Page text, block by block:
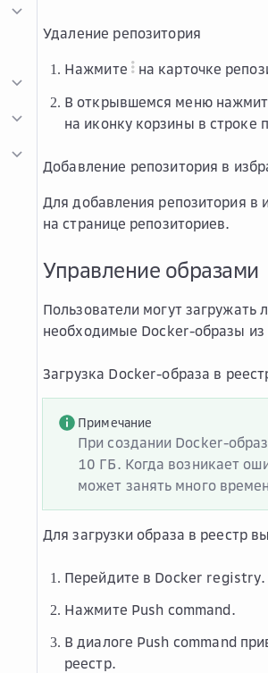
Удаление репозитория
Нажмите на карточке
В открывшемся меню
на иконку корзины в строке
Добавление репозитория в
Для добавления репозитория в
на странице репозиториев.
Управление образами
Пользователи могут
необходимые Docker-образы
Загрузка Docker-образа в
Примечание
При создании Docker-
10 ГБ. Когда возникает
может занять много
Для загрузки образа в реестр
Перейдите в Docker registry.
Нажмите Push command.
В диалоге Push command
реестр.